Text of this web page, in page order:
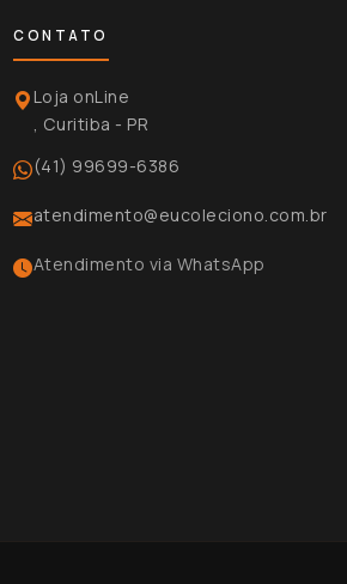
CONTATO
Loja onLine
, Curitiba - PR
(41) 99699-6386
atendimento@eucoleciono.com.br
Atendimento via WhatsApp